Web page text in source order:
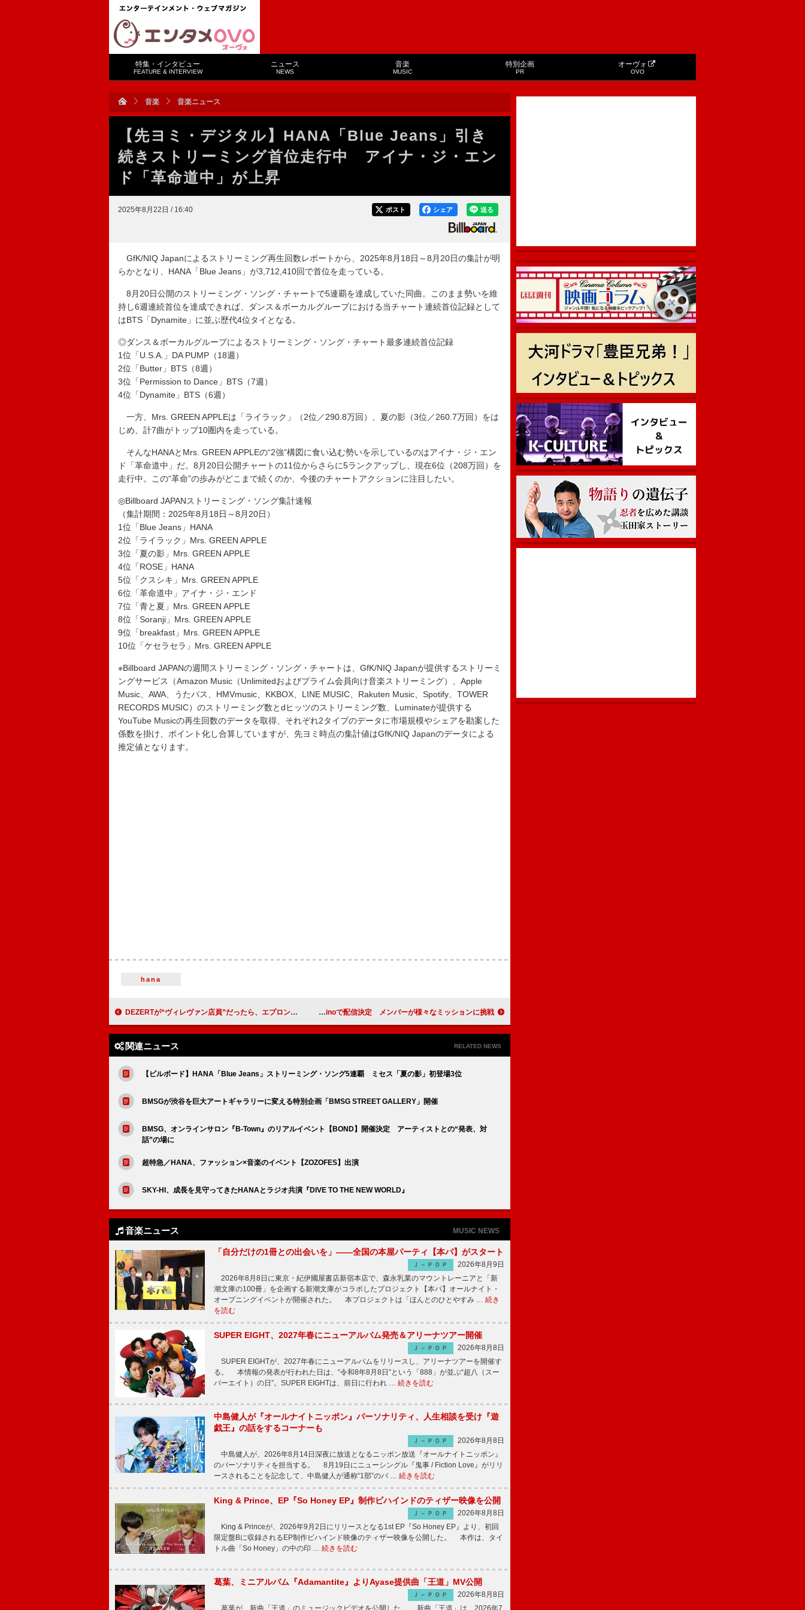
特集・インタビュー
FEATURE & INTERVIEW
ニュース
NEWS
音楽
MUSIC
特別企画
PR
オーヴォ
OVO
音楽 音楽ニュース
【先ヨミ・デジタル】HANA「Blue Jeans」引き
続きストリーミング首位走行中 アイナ・ジ・エン
ド「革命道中」が上昇
2025年8月22日 / 16:40 送る
シェア
ポスト
GfK/NIQ Japanによるストリーミング再生回数レポートから、2025年8月18日～8月20日の集計が明
らかとなり、HANA「Blue Jeans」が3,712,410回で首位を走っている。
8月20日公開のストリーミング・ソング・チャートで5連覇を達成していた同曲。このまま勢いを維
持し6週連続首位を達成できれば、ダンス＆ボーカルグループにおける当チャート連続首位記録として
はBTS「Dynamite」に並ぶ歴代4位タイとなる。
◎ダンス＆ボーカルグループによるストリーミング・ソング・チャート最多連続首位記録
1位「U.S.A.」DA PUMP（18週）
2位「Butter」BTS（8週）
3位「Permission to Dance」BTS（7週）
4位「Dynamite」BTS（6週）
一方、Mrs. GREEN APPLEは「ライラック」（2位／290.8万回）、夏の影（3位／260.7万回）をは
じめ、計7曲がトップ10圏内を走っている。
そんなHANAとMrs. GREEN APPLEの“2強”構図に食い込む勢いを示しているのはアイナ・ジ・エン
ド「革命道中」だ。8月20日公開チャートの11位からさらに5ランクアップし、現在6位（208万回）を
走行中。この“革命”の歩みがどこまで続くのか、今後のチャートアクションに注目したい。
◎Billboard JAPANストリーミング・ソング集計速報
（集計期間：2025年8月18日～8月20日）
1位「Blue Jeans」HANA
2位「ライラック」Mrs. GREEN APPLE
3位「夏の影」Mrs. GREEN APPLE
4位「ROSE」HANA
5位「クスシキ」Mrs. GREEN APPLE
6位「革命道中」アイナ・ジ・エンド
7位「青と夏」Mrs. GREEN APPLE
8位「Soranji」Mrs. GREEN APPLE
9位「breakfast」Mrs. GREEN APPLE
10位「ケセラセラ」Mrs. GREEN APPLE
※Billboard JAPANの週間ストリーミング・ソング・チャートは、GfK/NIQ Japanが提供するストリーミ
ングサービス（Amazon Music（Unlimitedおよびプライム会員向け音楽ストリーミング）、Apple
Music、AWA、うたパス、HMVmusic、KKBOX、LINE MUSIC、Rakuten Music、Spotify、TOWER
RECORDS MUSIC）のストリーミング数とdヒッツのストリーミング数、Luminateが提供する
YouTube Musicの再生回数のデータを取得、それぞれ2タイプのデータに市場規模やシェアを勘案した
係数を掛け、ポイント化し合算していますが、先ヨミ時点の集計値はGfK/NIQ Japanのデータによる
推定値となります。
hana
DEZERTが“ヴィレヴァン店員”だったら、エプロン姿の撮り下ろし写真によるコラボグッズ登場 新冠番組『DXTEEN ガムシャRush！』、Leminoで配信決定 メンバーが様々なミッションに挑戦
関連ニュース RELATED NEWS
【ビルボード】HANA「Blue Jeans」ストリーミング・ソング5連覇 ミセス「夏の影」初登場3位
BMSGが渋谷を巨大アートギャラリーに変える特別企画「BMSG STREET GALLERY」開催
BMSG、オンラインサロン『B-Town』のリアルイベント【BOND】開催決定 アーティストとの“発表、対
話”の場に
超特急／HANA、ファッション×音楽のイベント【ZOZOFES】出演
SKY-HI、成長を見守ってきたHANAとラジオ共演『DIVE TO THE NEW WORLD』
音楽ニュース MUSIC NEWS
「自分だけの1冊との出会いを」――全国の本屋パーティ【本パ】がスタート
Ｊ－ＰＯＰ
2026年8月9日
2026年8月8日に東京・紀伊國屋書店新宿本店で、森永乳業のマウントレーニアと「新
潮文庫の100冊」を企画する新潮文庫がコラボしたプロジェクト【本パ】オールナイト・
オープニングイベントが開催された。 本プロジェクトは「ほんとのひとやすみ … 続き
を読む
SUPER EIGHT、2027年春にニューアルバム発売＆アリーナツアー開催
Ｊ－ＰＯＰ
2026年8月8日
SUPER EIGHTが、2027年春にニューアルバムをリリースし、アリーナツアーを開催す
る。 本情報の発表が行われた日は、“令和8年8月8日”という「888」が並ぶ“超八（スー
パーエイト）の日”。SUPER EIGHTは、前日に行われ … 続きを読む
中島健人が『オールナイトニッポン』パーソナリティ、人生相談を受け『遊
戯王』の話をするコーナーも
Ｊ－ＰＯＰ
2026年8月8日
中島健人が、2026年8月14日深夜に放送となるニッポン放送『オールナイトニッポン』
のパーソナリティを担当する。 8月19日にニューシングル『鬼事 / Fiction Love』がリリ
ースされることを記念して、中島健人が通称“1部”のパ … 続きを読む
King & Prince、EP『So Honey EP』制作ビハインドのティザー映像を公開
Ｊ－ＰＯＰ
2026年8月8日
King & Princeが、2026年9月2日にリリースとなる1st EP『So Honey EP』より、初回
限定盤Bに収録されるEP制作ビハインド映像のティザー映像を公開した。 本作は、タイ
トル曲「So Honey」の中の印 … 続きを読む
葛葉、ミニアルバム『Adamantite』よりAyase提供曲「王道」MV公開
Ｊ－ＰＯＰ
2026年8月8日
葛葉が、新曲「王道」のミュージックビデオを公開した。 新曲「王道」は、2026年7